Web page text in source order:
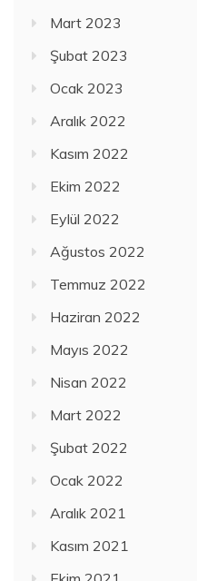
Mart 2023
Şubat 2023
Ocak 2023
Aralık 2022
Kasım 2022
Ekim 2022
Eylül 2022
Ağustos 2022
Temmuz 2022
Haziran 2022
Mayıs 2022
Nisan 2022
Mart 2022
Şubat 2022
Ocak 2022
Aralık 2021
Kasım 2021